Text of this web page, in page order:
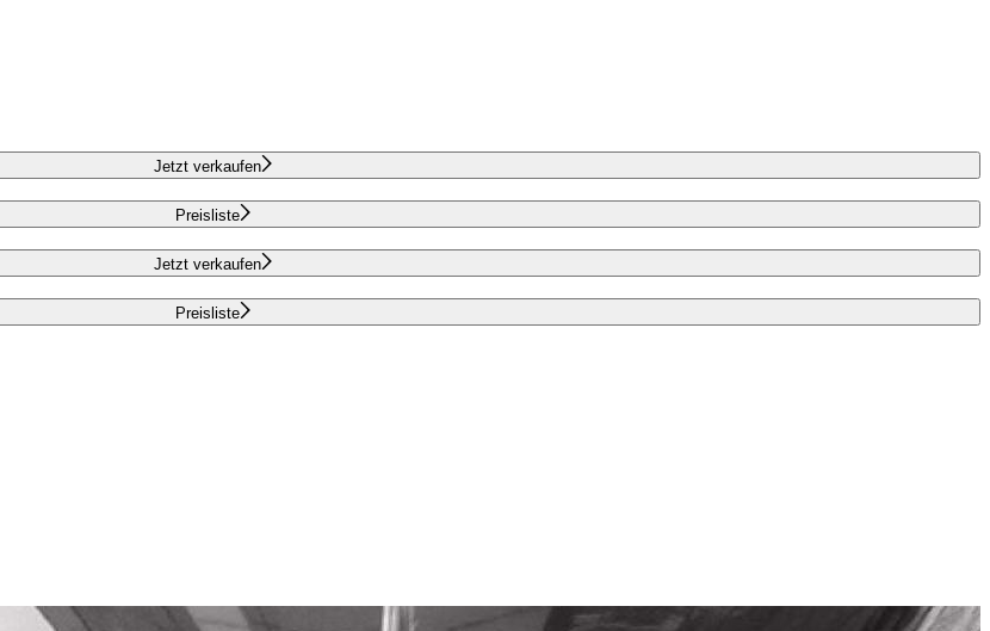
Jetzt verkaufen
Preisliste
Jetzt verkaufen
Preisliste